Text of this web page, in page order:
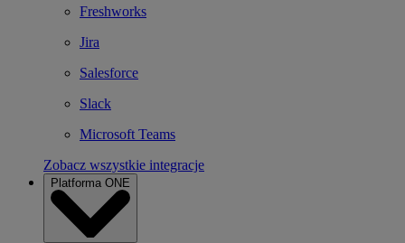
Freshworks
Jira
Salesforce
Slack
Microsoft Teams
Zobacz wszystkie integracje
Platforma ONE